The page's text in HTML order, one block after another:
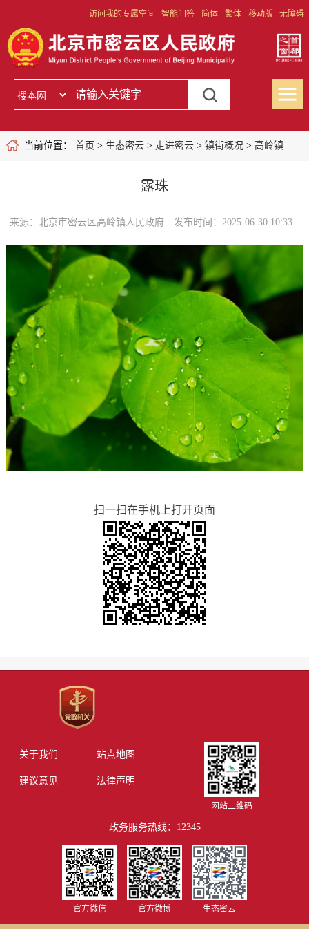
访问我的专属空间 智能问答 简体 繁体 移动版 无障碍
当前位置： 首页 > 生态密云> 走进密云> 镇街概况 > 高岭镇
露珠
来源：北京市密云区高岭镇人民政府 发布时间：2025-06-30 10:33
扫一扫在手机上打开页面
关于我们 站点地图
建议意见 法律声明
网站二维码
政务服务热线：12345
官方微信 官方微博 生态密云